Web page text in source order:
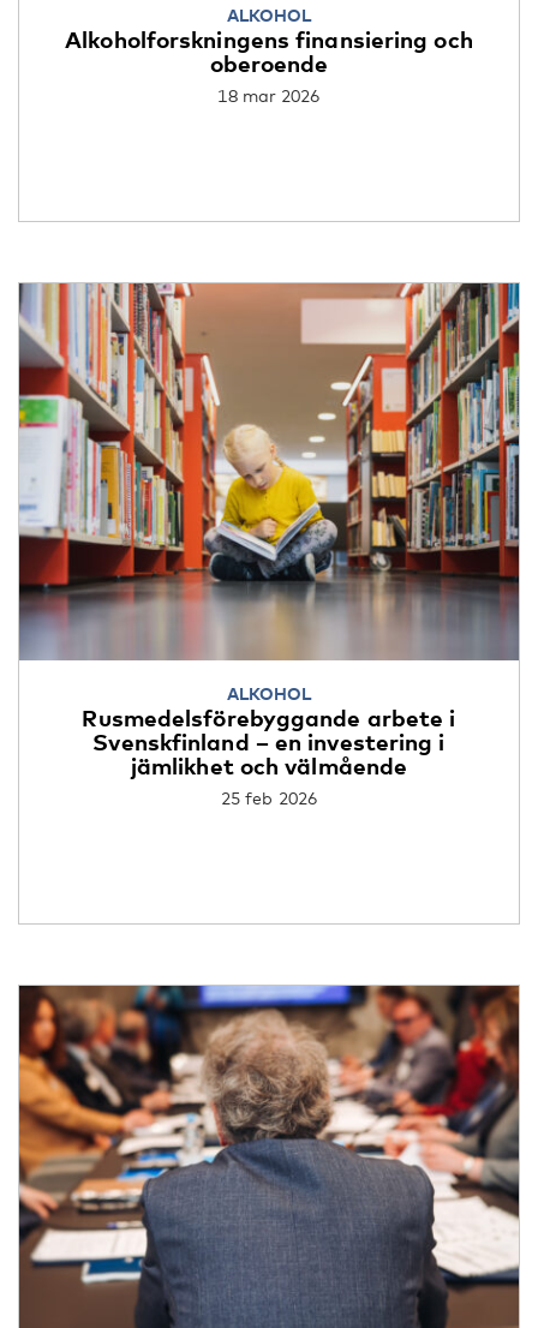
ALKOHOL
Alkoholforskningens finansiering och
oberoende
18 mar 2026
ALKOHOL
Rusmedelsförebyggande arbete i
Svenskfinland – en investering i
jämlikhet och välmående
25 feb 2026